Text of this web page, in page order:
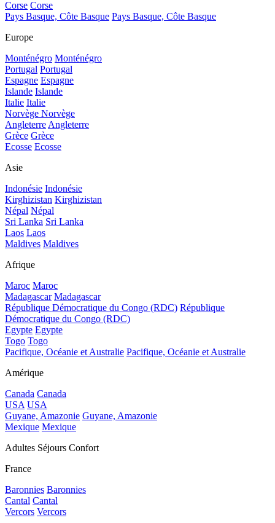
Corse Corse
Pays Basque, Côte Basque Pays Basque, Côte Basque
Europe
Monténégro Monténégro
Portugal Portugal
Espagne Espagne
Islande Islande
Italie Italie
Norvège Norvège
AngleterreAngleterre
Grèce Grèce
Ecosse Ecosse
Asie
Indonésie Indonésie
Kirghizistan Kirghizistan
Népal Népal
Sri Lanka Sri Lanka
Laos Laos
Maldives Maldives
Afrique
Maroc Maroc
Madagascar Madagascar
République Démocratique du Congo (RDC) République
Démocratique du Congo (RDC)
Egypte Egypte
Togo Togo
Pacifique, Océanie et Australie Pacifique, Océanie et Australie
Amérique
Canada Canada
USA USA
Guyane, Amazonie Guyane, Amazonie
Mexique Mexique
Adultes Séjours Confort
France
Baronnies Baronnies
Cantal Cantal
Vercors Vercors